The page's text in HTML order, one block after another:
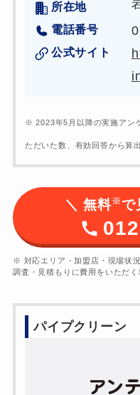
所在地
電話番号
公式サイト
※ 2023年5月以降の実施アン
ただいた数、有効回答から算出
＼ 無料※ で
※ 対応エリア・加盟店・現場状
調査・見積もりに費用をいただく
パイプクリーン